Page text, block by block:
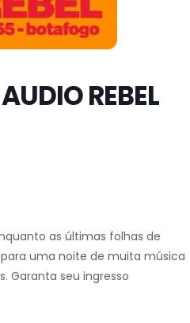
REBEL
as últimas folhas de
uma noite de muita música
Garanta seu ingresso